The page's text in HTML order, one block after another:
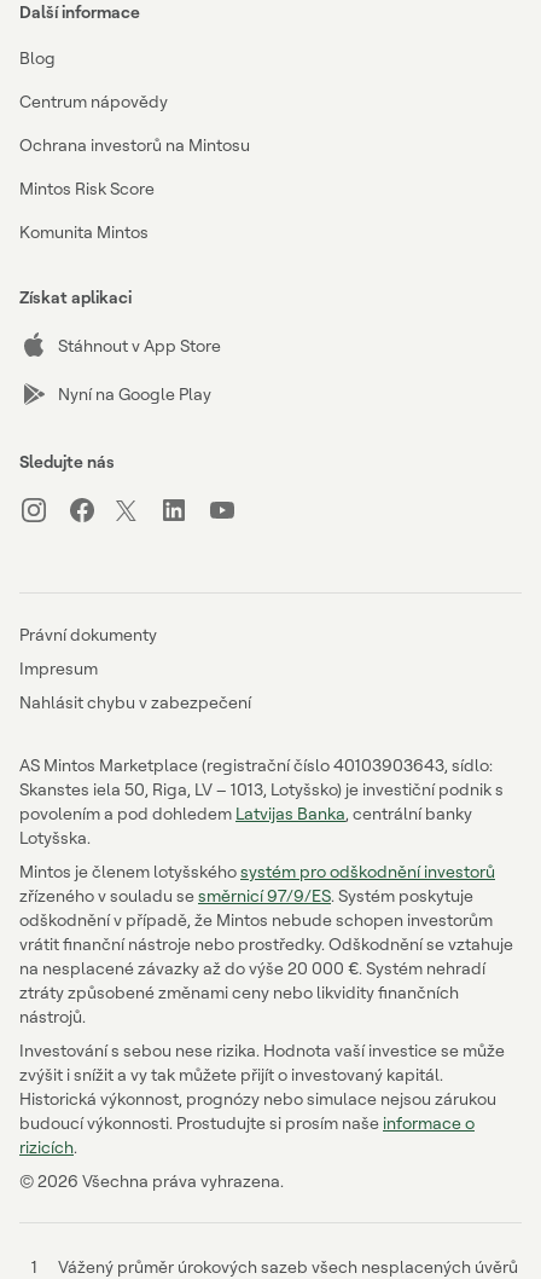
Další informace
Blog
Centrum nápovědy
Ochrana investorů na Mintosu
Mintos Risk Score
Komunita Mintos
Získat aplikaci
Stáhnout v App Store
Nyní na Google Play
Sledujte nás
Právní dokumenty
Impresum
Nahlásit chybu v zabezpečení
AS Mintos Marketplace (registrační číslo 40103903643, sídlo:
Skanstes iela 50, Riga, LV – 1013, Lotyšsko) je investiční podnik s
povolením a pod dohledem Latvijas Banka, centrální banky
Lotyšska.
Mintos je členem lotyšskéhosystém pro odškodnění investorů
zřízeného v souladu sesměrnicí 97/9/ES. Systém poskytuje
odškodnění v případě, že Mintos nebude schopen investorům
vrátit finanční nástroje nebo prostředky. Odškodnění se vztahuje
na nesplacené závazky až do výše 20 000 €. Systém nehradí
ztráty způsobené změnami ceny nebo likvidity finančních
nástrojů.
Investování s sebou nese rizika. Hodnota vaší investice se může
zvýšit i snížit a vy tak můžete přijít o investovaný kapitál.
Historická výkonnost, prognózy nebo simulace nejsou zárukou
budoucí výkonnosti. Prostudujte si prosím naše informace o
rizicích.
© 2026 Všechna práva vyhrazena.
1 Vážený průměr úrokových sazeb všech nesplacených úvěrů